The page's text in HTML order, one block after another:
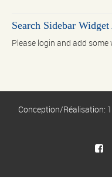
Search Sidebar Widget
Please login and add
Conception/Réalisation: